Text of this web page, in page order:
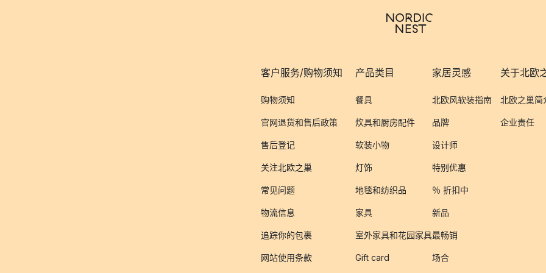
客户服务/购物须知
购物须知
官网退货和售后政策
售后登记
关注北欧之巢
常见问题
物流信息
追踪你的包裹
网站使用条款
产品类目
餐具
炊具和厨房配件
软装小物
灯饰
地毯和纺织品
家具
室外家具和花园家具
Gift card
家居灵感
北欧风软装指南
品牌
设计师
特别优惠
％ 折扣中
新品
最畅销
场合
关于北欧
北欧之巢简
企业责任